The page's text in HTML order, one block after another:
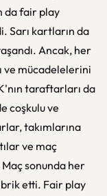
da fair play
Sarı kartların da
Ancak, her
ve mücadelelerini
taraftarları da
coşkulu ve
takımlarına
ve maç
sonunda her
etti. Fair play